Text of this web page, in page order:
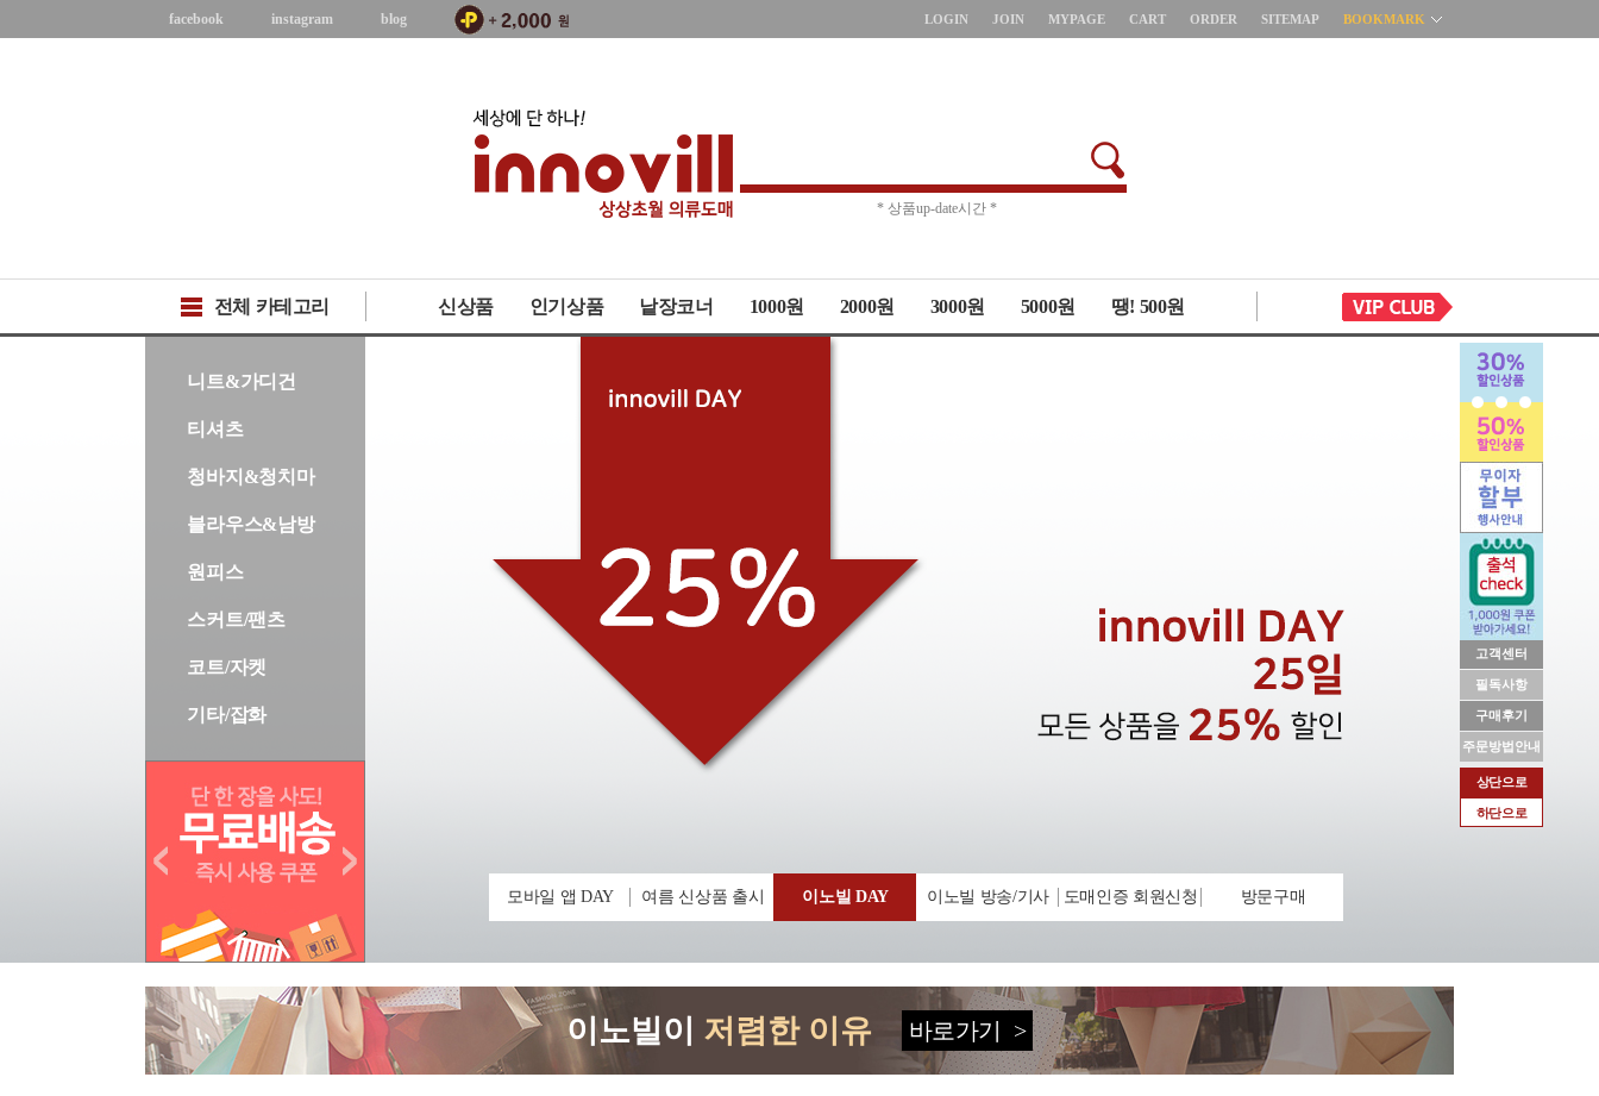
고객센터
필독사항
구매후기
주문방법안내
상단으로
하단으로
facebook instagram blog LOGIN JOIN MYPAGE CART ORDER SITEMAP BOOKMARK
* 주문취소 제한 *
전체 카테고리 신상품 인기상품 낱장코너 1000원 2000원 3000원 5000원 땡! 500원
니트&가디건
티셔츠
청바지&청치마
블라우스&남방
원피스
스커트/팬츠
코트/자켓
기타/잡화
모바일 앱 DAY 여름 신상품 출시 이노빌 DAY 이노빌 방송/기사 도매인증 회원신청 방문구매
이노빌이 저렴한 이유 바로가기 >